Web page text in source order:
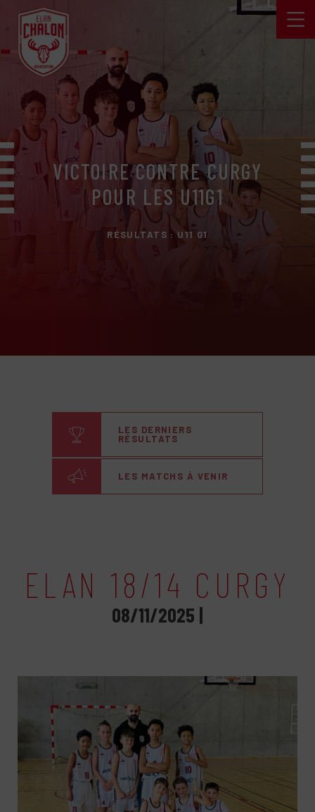
VICTOIRE CONTRE CURGY
POUR LES U11G1
RÉSULTATS : U11 G1
LES DERNIERS
RÉSULTATS
LES MATCHS À VENIR
ELAN 18/14 CURGY
08/11/2025 |